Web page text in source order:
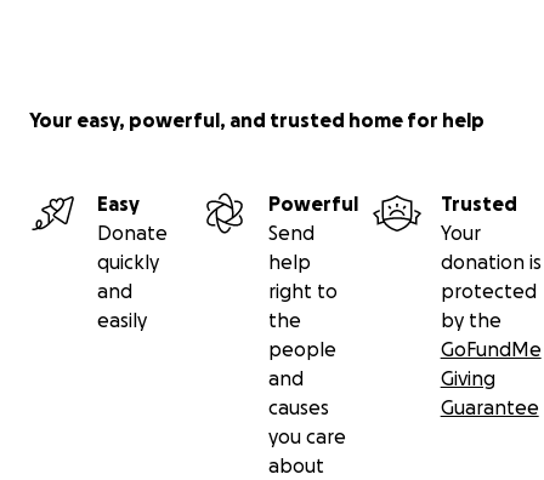
Your easy, powerful, and trusted home for help
Easy
Donate
quickly
and
easily
Powerful
Send
help
right to
the
people
and
causes
you care
about
Trusted
Your
donation is
protected
by the
GoFundMe
Giving
Guarantee